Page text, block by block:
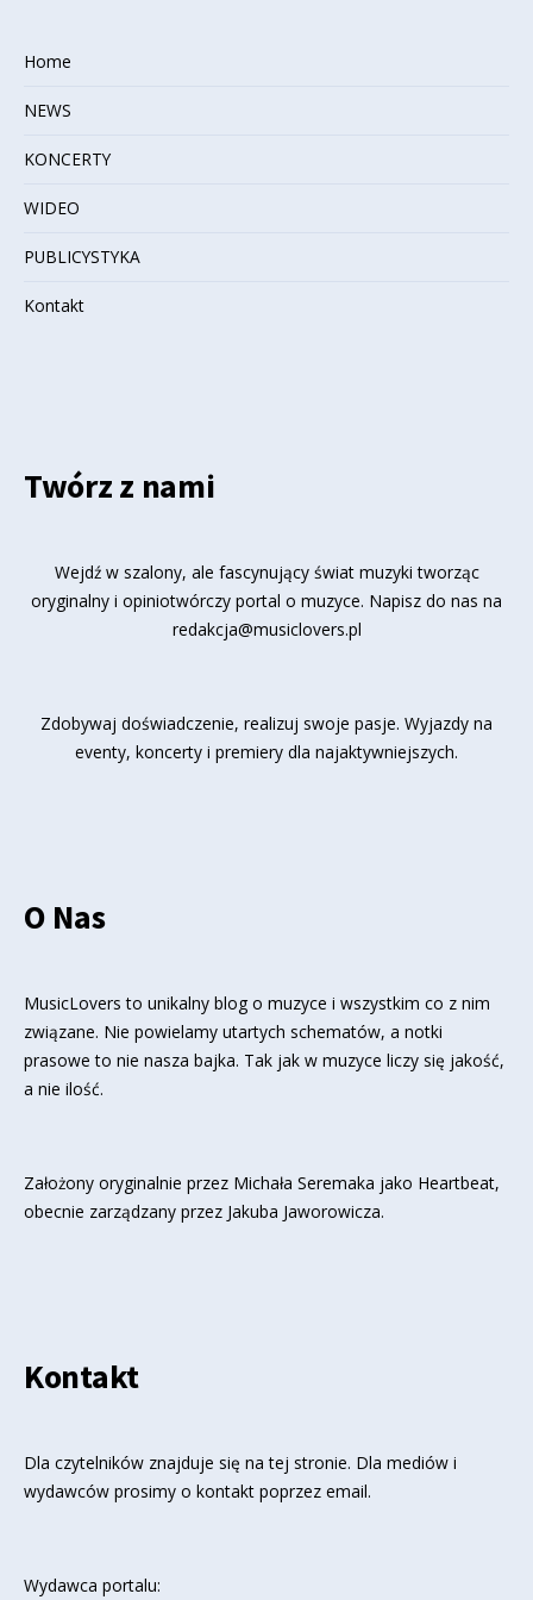
Home
NEWS
KONCERTY
WIDEO
PUBLICYSTYKA
Kontakt
Twórz z nami
Wejdź w szalony, ale fascynujący świat muzyki tworząc
oryginalny i opiniotwórczy portal o muzyce. Napisz do nas na
redakcja@musiclovers.pl
Zdobywaj doświadczenie, realizuj swoje pasje. Wyjazdy na
eventy, koncerty i premiery dla najaktywniejszych.
O Nas
MusicLovers to unikalny blog o muzyce i wszystkim co z nim
związane. Nie powielamy utartych schematów, a notki
prasowe to nie nasza bajka. Tak jak w muzyce liczy się jakość,
a nie ilość.
Założony oryginalnie przez Michała Seremaka jako Heartbeat,
obecnie zarządzany przez Jakuba Jaworowicza.
Kontakt
Dla czytelników znajduje się na tej stronie. Dla mediów i
wydawców prosimy o kontakt poprzez email.
Wydawca portalu: